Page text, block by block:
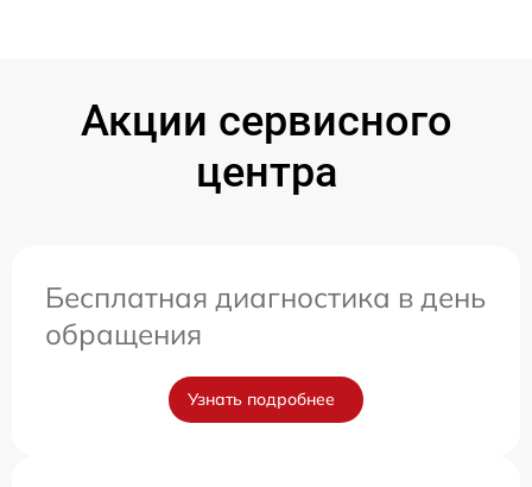
Акции сервисного
центра
Бесплатная диагностика в день
обращения
Узнать подробнее